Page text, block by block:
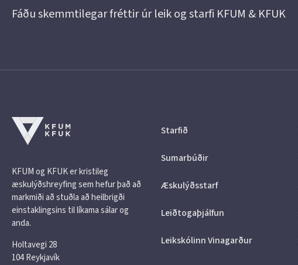
Fáðu skemmtilegar fréttir úr leik og starfi KFUM & KFUK
KFUM og KFUK er kristileg
æskulýðshreyfing sem hefur það að
markmiði að stuðla að heilbrigði
einstaklingsins til líkama sálar og
anda.
Holtavegi 28
104 Reykjavík
Starfið
Sumarbúðir
Æskulýðsstarf
Leiðtogaþjálfun
Leikskólinn Vinagarður